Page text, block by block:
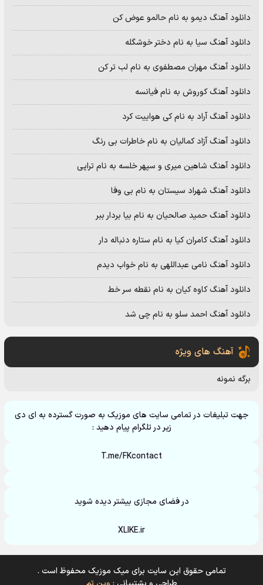
دانلود آهنگ دیمو به نام حالمو عوض کن
دانلود آهنگ سیا به نام دختر خوشگله
دانلود آهنگ مهران مصطفوی به نام لب تر کن
دانلود آهنگ کوروش به نام فیانسه
دانلود آهنگ آراد به نام کی هواییت کرد
دانلود آهنگ آزاد کمالیان به نام خاطرات بی رنگ
دانلود آهنگ شاهین میری و سپهر خلسه به نام تراپی
دانلود آهنگ شهراد سیستان به نام بی وفا
دانلود آهنگ حمید صالحیان به نام بیا بردار ببر
دانلود آهنگ کامران کیا به نام ستاره دنباله دار
دانلود آهنگ نامی عبداللهی به نام خواب دیدم
دانلود آهنگ کاوه کیان به نام نقطه سر خط
دانلود آهنگ احمد سلو به نام چی شد
آهنگ های ویژه
برگه نمونه
جهت تبلیغات در تمامی سایت های موزیک به صورت گسترده به ای دی
زیر در تلگرام پیام دهید :
T.me/FKcontact
در فضای مجازی بیشتر دیده شوید
XLIKE.ir
تمامی حقوق این سایت برای میک موزیک محفوظ است .